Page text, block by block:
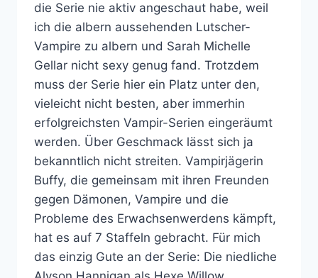
die Serie nie aktiv angeschaut habe, weil
ich die albern aussehenden Lutscher-
Vampire zu albern und Sarah Michelle
Gellar nicht sexy genug fand. Trotzdem
muss der Serie hier ein Platz unter den,
vieleicht nicht besten, aber immerhin
erfolgreichsten Vampir-Serien eingeräumt
werden. Über Geschmack lässt sich ja
bekanntlich nicht streiten. Vampirjägerin
Buffy, die gemeinsam mit ihren Freunden
gegen Dämonen, Vampire und die
Probleme des Erwachsenwerdens kämpft,
hat es auf 7 Staffeln gebracht. Für mich
das einzig Gute an der Serie: Die niedliche